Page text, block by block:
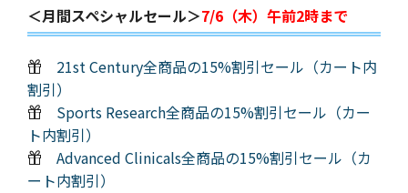
＜月間スペシャルセール＞7/6（木）午前2時まで
21st Century全商品の15%割引セール（カート内
割引）
Sports Research全商品の15%割引セール（カー
ト内割引）
Advanced Clinicals全商品の15%割引セール（カ
ート内割引）